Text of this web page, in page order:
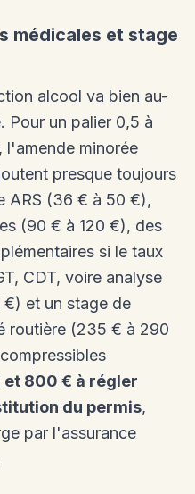
médicales et stage
alcool va bien au-
Pour un palier 0,5 à
l'amende minorée
presque toujours
ARS (36 € à 50 €),
(90 € à 120 €), des
si le taux
CDT, voire analyse
et un stage de
routière (235 € à 290
800 € à régler
du permis,
par l'assurance